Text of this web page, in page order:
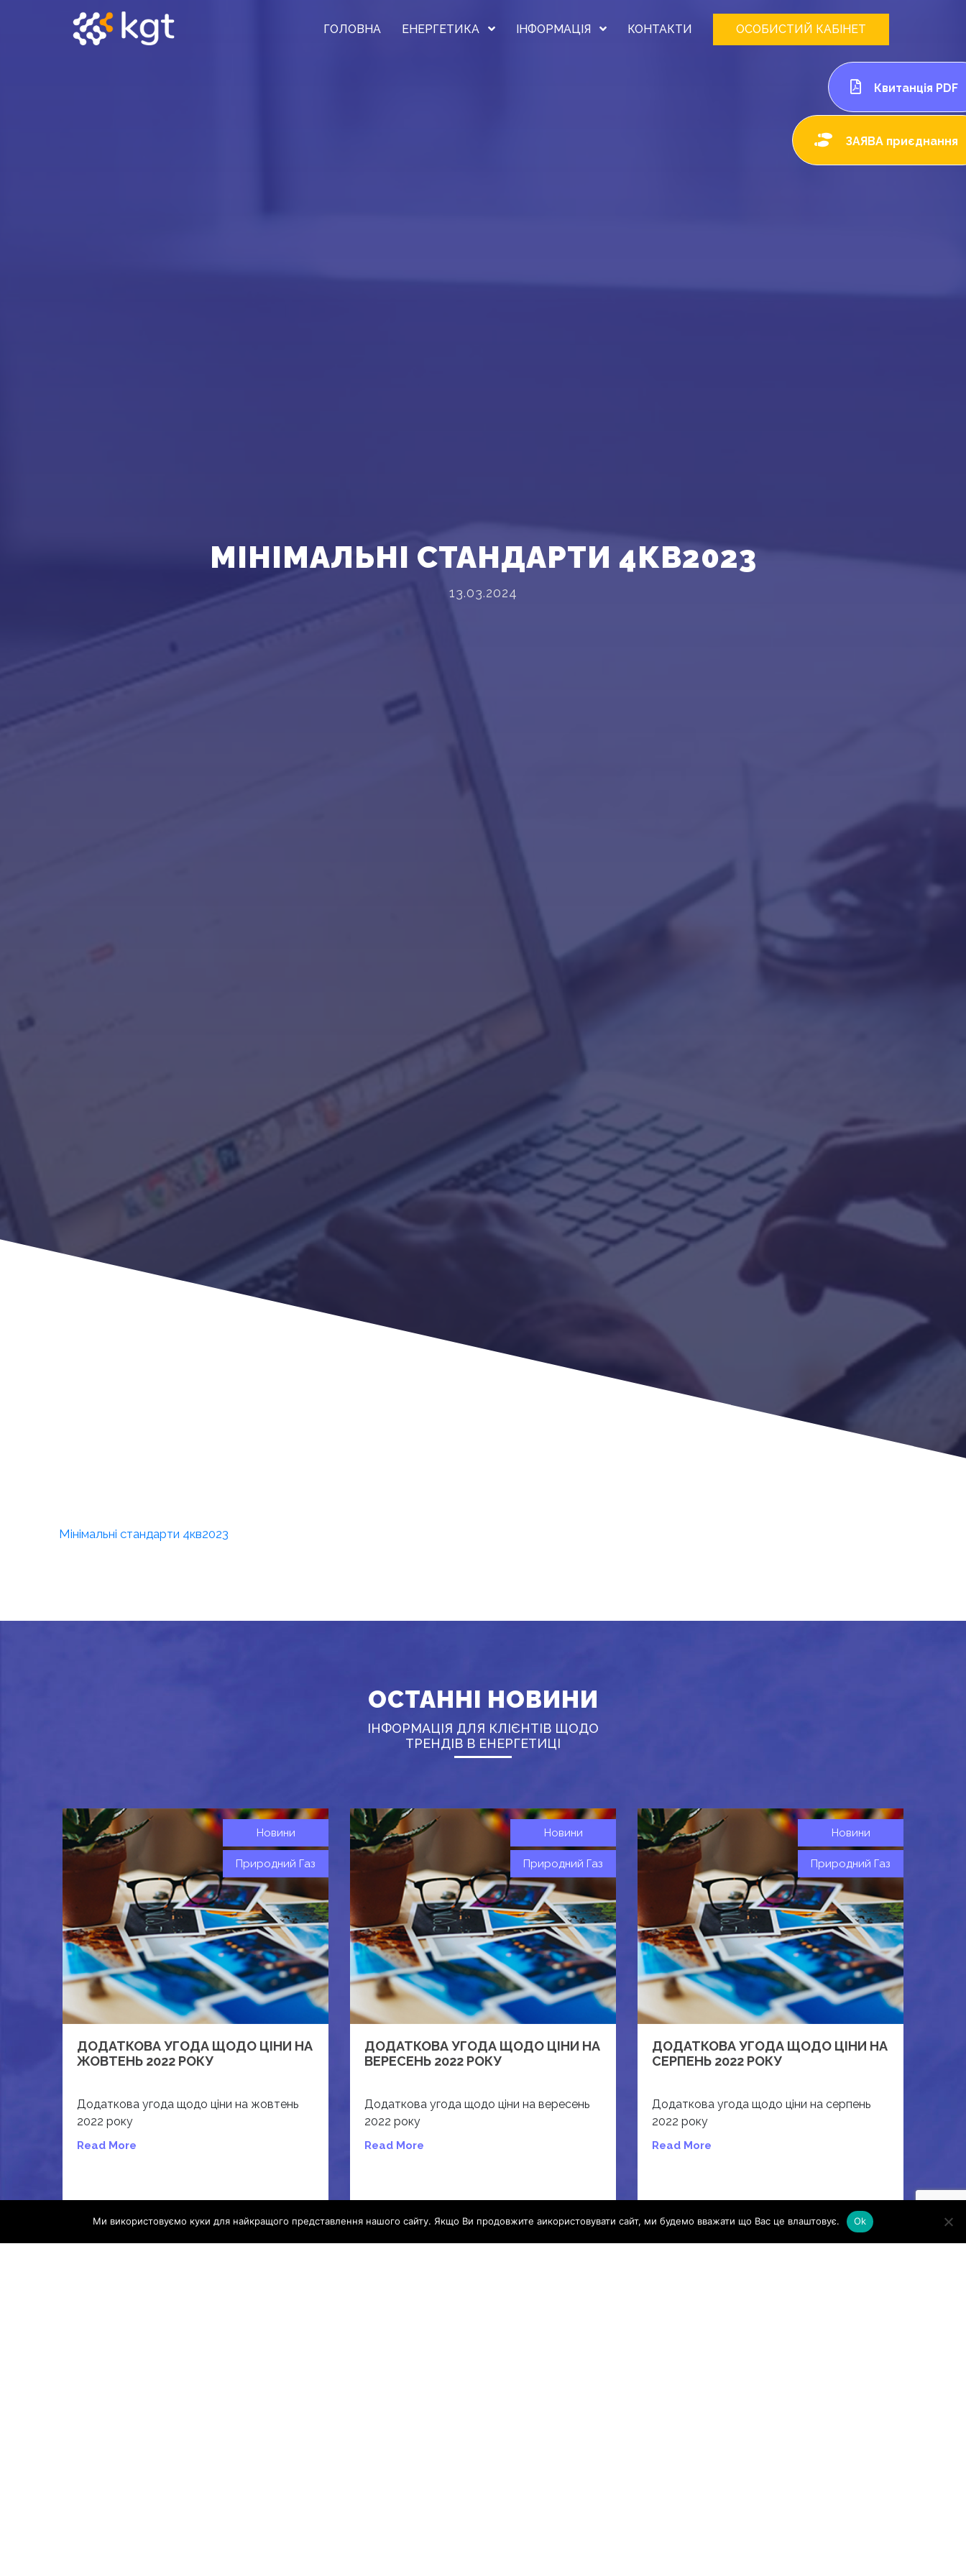
ГОЛОВНА ЕНЕРГЕТИКА ІНФОРМАЦІЯ КОНТАКТИ ОСОБИСТИЙ КАБІНЕТ
МІНІМАЛЬНІ СТАНДАРТИ 4КВ2023
13.03.2024
Мінімальні стандарти 4кв2023
ОСТАННІ НОВИНИ
ІНФОРМАЦІЯ ДЛЯ КЛІЄНТІВ ЩОДО
ТРЕНДІВ В ЕНЕРГЕТИЦІ
Новини
Природний Газ
ДОДАТКОВА УГОДА ЩОДО ЦІНИ НА
ЖОВТЕНЬ 2022 РОКУ
Додаткова угода щодо ціни на жовтень
2022 року
Read More
Новини
Природний Газ
ДОДАТКОВА УГОДА ЩОДО ЦІНИ НА
ВЕРЕСЕНЬ 2022 РОКУ
Додаткова угода щодо ціни на вересень
2022 року
Read More
Новини
Природний Газ
ДОДАТКОВА УГОДА ЩОДО ЦІНИ НА
СЕРПЕНЬ 2022 РОКУ
Додаткова угода щодо ціни на серпень
2022 року
Read More
Квитанція PDF
ЗАЯВА приєднання
Ми використовуємо куки для найкращого представлення нашого сайту. Якщо Ви продовжите аикористовувати сайт, ми будемо вважати що Вас це влаштовує. Ok